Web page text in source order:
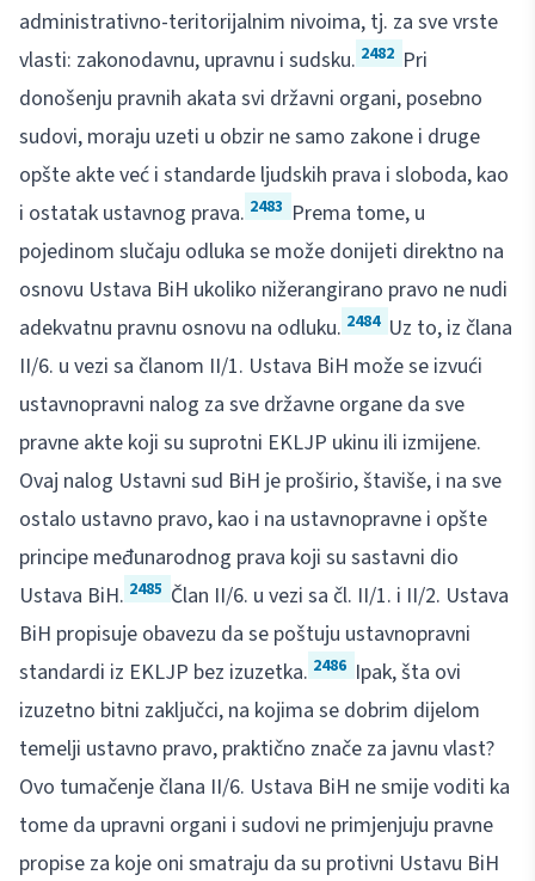
administrativno-teritorijalnim nivoima, tj. za sve vrste
vlasti: zakonodavnu, upravnu i sudsku. 2482 Pri
donošenju pravnih akata svi državni organi, posebno
sudovi, moraju uzeti u obzir ne samo zakone i druge
opšte akte već i standarde ljudskih prava i sloboda, kao
i ostatak ustavnog prava. 2483 Prema tome, u
pojedinom slučaju odluka se može donijeti direktno na
osnovu Ustava BiH ukoliko nižerangirano pravo ne nudi
adekvatnu pravnu osnovu na odluku. 2484 Uz to, iz člana
II/6. u vezi sa članom II/1. Ustava BiH može se izvući
ustavnopravni nalog za sve državne organe da sve
pravne akte koji su suprotni EKLJP ukinu ili izmijene.
Ovaj nalog Ustavni sud BiH je proširio, štaviše, i na sve
ostalo ustavno pravo, kao i na ustavnopravne i opšte
principe međunarodnog prava koji su sastavni dio
Ustava BiH. 2485 Član II/6. u vezi sa čl. II/1. i II/2. Ustava
BiH propisuje obavezu da se poštuju ustavnopravni
standardi iz EKLJP bez izuzetka. 2486 Ipak, šta ovi
izuzetno bitni zaključci, na kojima se dobrim dijelom
temelji ustavno pravo, praktično znače za javnu vlast?
Ovo tumačenje člana II/6. Ustava BiH ne smije voditi ka
tome da upravni organi i sudovi ne primjenjuju pravne
propise za koje oni smatraju da su protivni Ustavu BiH